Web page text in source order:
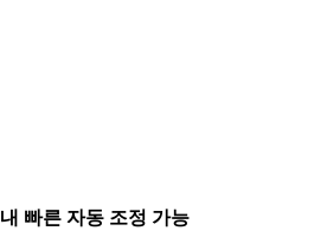
빠른 자동 조정 가능